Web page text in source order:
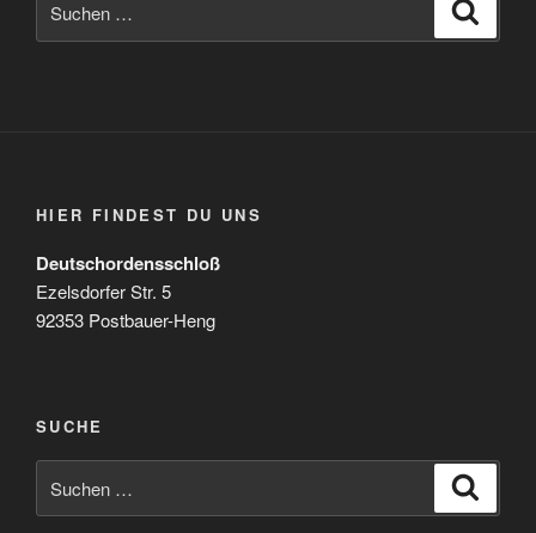
nach:
HIER FINDEST DU UNS
Deutschordensschloß
Ezelsdorfer Str. 5
92353 Postbauer-Heng
SUCHE
nach: